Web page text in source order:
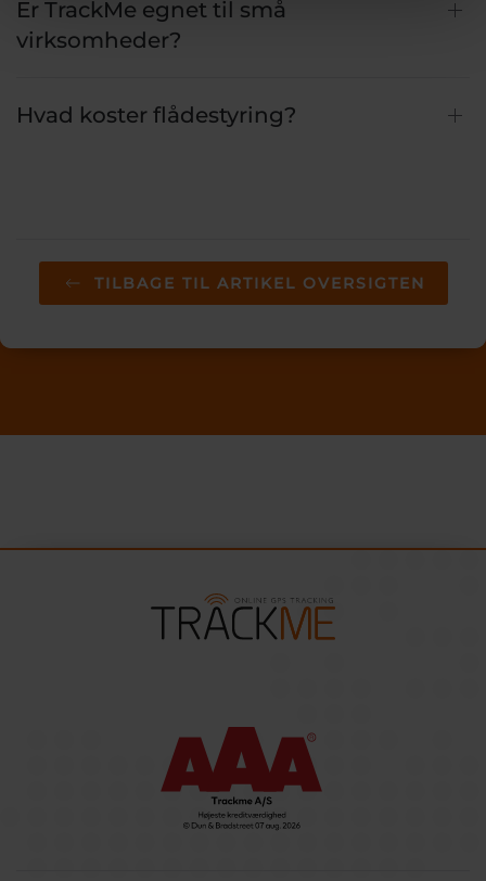
Er TrackMe egnet til små
virksomheder?
Hvad koster flådestyring?
TILBAGE TIL ARTIKEL OVERSIGTEN